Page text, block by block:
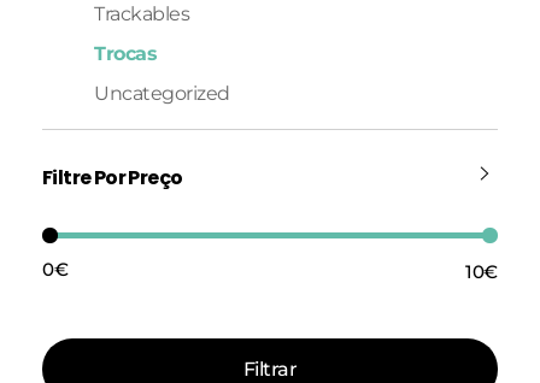
Trackables
Trocas
Uncategorized
Filtre Por Preço
Filtrar
0€ 10€